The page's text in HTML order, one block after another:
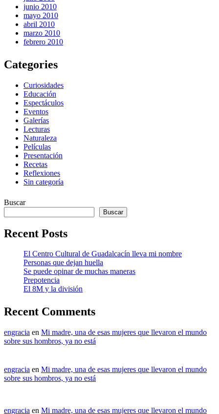
junio 2010
mayo 2010
abril 2010
marzo 2010
febrero 2010
Categories
Curiosidades
Educación
Espectáculos
Eventos
Galerías
Lecturas
Naturaleza
Películas
Presentación
Recetas
Reflexiones
Sin categoría
Buscar
Buscar
Recent Posts
El Centro Cultural de Guadalcacín lleva mi nombre
Personas que dejan huella
Se puede opinar de muchas maneras
Prepotencia
El 8M y la división
Recent Comments
engracia en Mi madre, una de esas mujeres que llevaron el mundo
sobre sus hombros, ya no está
engracia en Mi madre, una de esas mujeres que llevaron el mundo
sobre sus hombros, ya no está
engracia en Mi madre, una de esas mujeres que llevaron el mundo